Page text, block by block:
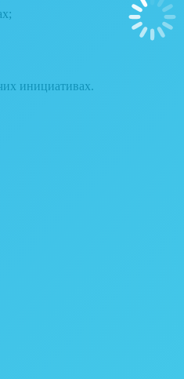
инициативах.